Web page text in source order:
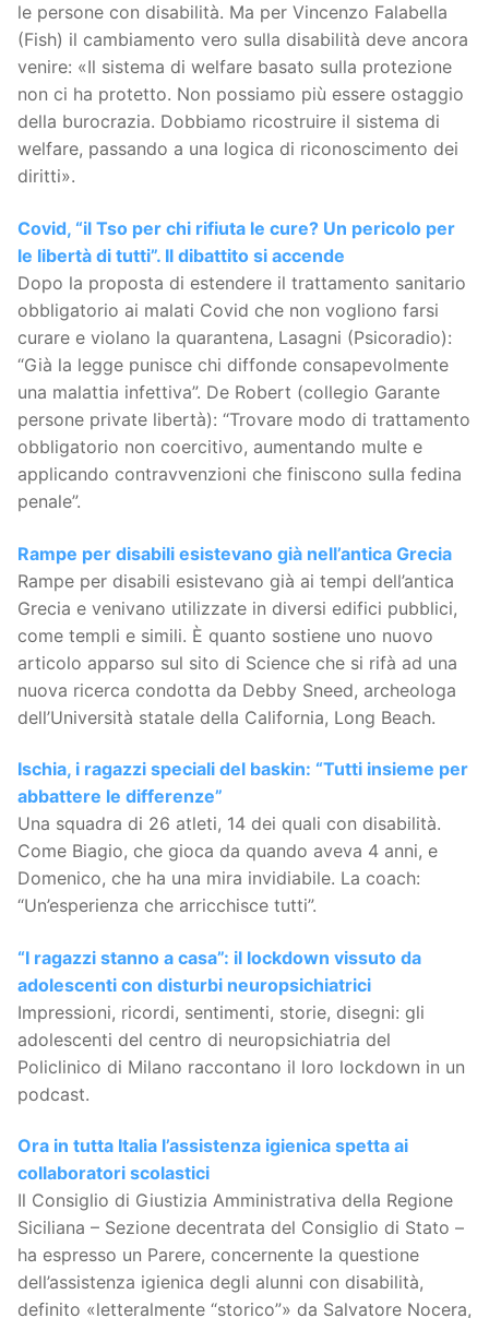
le persone con disabilità. Ma per Vincenzo Falabella
(Fish) il cambiamento vero sulla disabilità deve ancora
venire: «Il sistema di welfare basato sulla protezione
non ci ha protetto. Non possiamo più essere ostaggio
della burocrazia. Dobbiamo ricostruire il sistema di
welfare, passando a una logica di riconoscimento dei
diritti».
Covid, “il Tso per chi rifiuta le cure? Un pericolo per
le libertà di tutti”. Il dibattito si accende
Dopo la proposta di estendere il trattamento sanitario
obbligatorio ai malati Covid che non vogliono farsi
curare e violano la quarantena, Lasagni (Psicoradio):
“Già la legge punisce chi diffonde consapevolmente
una malattia infettiva”. De Robert (collegio Garante
persone private libertà): “Trovare modo di trattamento
obbligatorio non coercitivo, aumentando multe e
applicando contravvenzioni che finiscono sulla fedina
penale”.
Rampe per disabili esistevano già nell’antica Grecia
Rampe per disabili esistevano già ai tempi dell’antica
Grecia e venivano utilizzate in diversi edifici pubblici,
come templi e simili. È quanto sostiene uno nuovo
articolo apparso sul sito di Science che si rifà ad una
nuova ricerca condotta da Debby Sneed, archeologa
dell’Università statale della California, Long Beach.
Ischia, i ragazzi speciali del baskin: “Tutti insieme per
abbattere le differenze”
Una squadra di 26 atleti, 14 dei quali con disabilità.
Come Biagio, che gioca da quando aveva 4 anni, e
Domenico, che ha una mira invidiabile. La coach:
“Un’esperienza che arricchisce tutti”.
“I ragazzi stanno a casa”: il lockdown vissuto da
adolescenti con disturbi neuropsichiatrici
Impressioni, ricordi, sentimenti, storie, disegni: gli
adolescenti del centro di neuropsichiatria del
Policlinico di Milano raccontano il loro lockdown in un
podcast.
Ora in tutta Italia l’assistenza igienica spetta ai
collaboratori scolastici
Il Consiglio di Giustizia Amministrativa della Regione
Siciliana – Sezione decentrata del Consiglio di Stato –
ha espresso un Parere, concernente la questione
dell’assistenza igienica degli alunni con disabilità,
definito «letteralmente “storico”» da Salvatore Nocera,